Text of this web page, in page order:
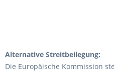
Alternative Streitbeilegung:
Die Europäische Kommission